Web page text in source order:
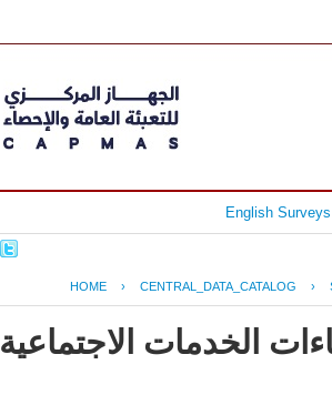
English Surveys
HOME › CENTRAL_DATA_CATALOG ›
الاجتماعية 2020